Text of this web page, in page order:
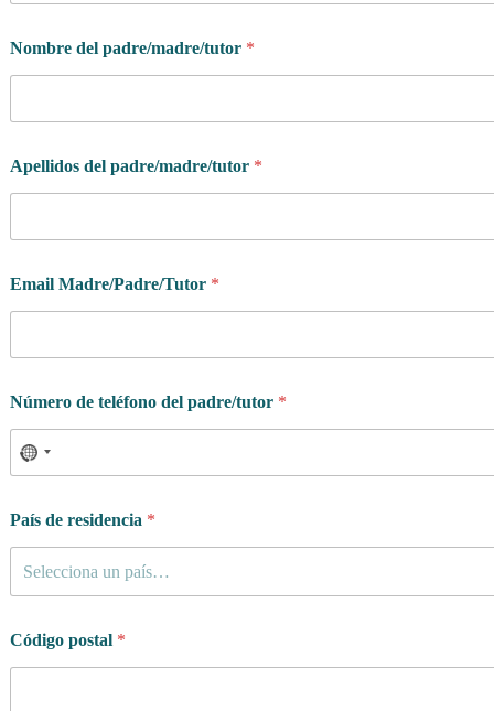
Nombre del padre/madre/tutor *
Q
u
c
i
m
e
t
Apellidos del padre/madre/tutor *
Email Madre/Padre/Tutor *
Número de teléfono del padre/tutor *
País de residencia *
Selecciona un país…
Código postal *